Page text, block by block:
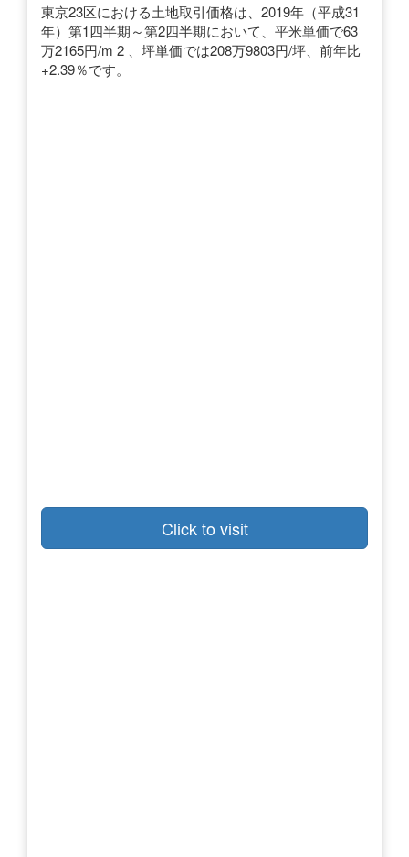
東京23区における土地取引価格は、2019年（平成31
年）第1四半期～第2四半期において、平米単価で63
万2165円/m 2 、坪単価では208万9803円/坪、前年比
+2.39％です。
Click to visit